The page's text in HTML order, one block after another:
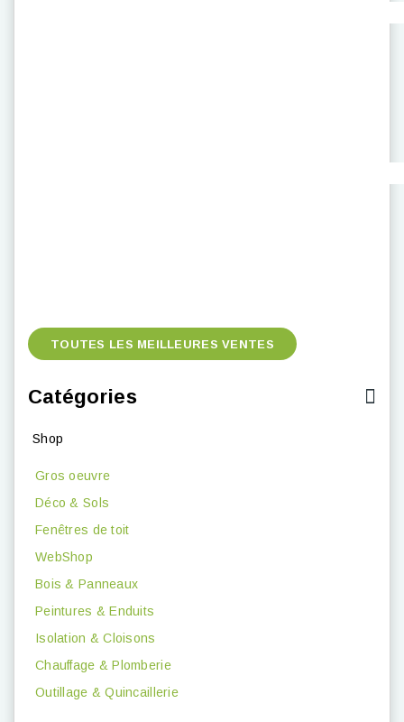
TOUTES LES MEILLEURES VENTES
Catégories
Shop
Gros oeuvre
Déco & Sols
Fenêtres de toit
WebShop
Bois & Panneaux
Peintures & Enduits
Isolation & Cloisons
Chauffage & Plomberie
Outillage & Quincaillerie